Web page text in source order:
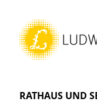
RATHAUS UND